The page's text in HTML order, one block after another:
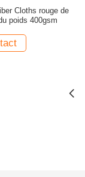
Cloths rouge de
poids 400gsm